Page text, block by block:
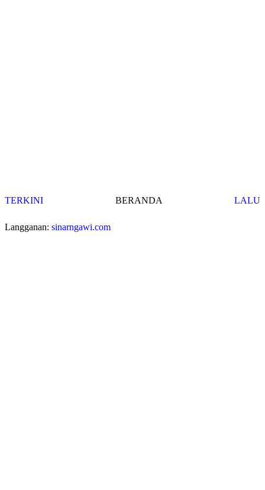
TERKINI LALU
BERANDA
Langganan: sinarngawi.com